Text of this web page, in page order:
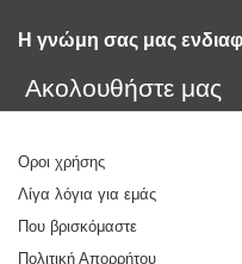
Η γνώμη σας μας
Ακολουθήστε μας
Οροι χρήσης
Λίγα λόγια για εμάς
Που βρισκόμαστε
Πολιτική Απορρήτου